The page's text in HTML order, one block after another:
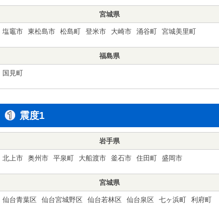
宮城県
塩竈市 東松島市 松島町 登米市 大崎市 涌谷町 宮城美里町
福島県
国見町
震度1
岩手県
北上市 奥州市 平泉町 大船渡市 釜石市 住田町 盛岡市
宮城県
仙台青葉区 仙台宮城野区 仙台若林区 仙台泉区 七ヶ浜町
利府町